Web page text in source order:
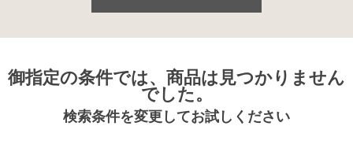
御指定の条件では、商品は見つかりません
でした。
検索条件を変更してお試しください